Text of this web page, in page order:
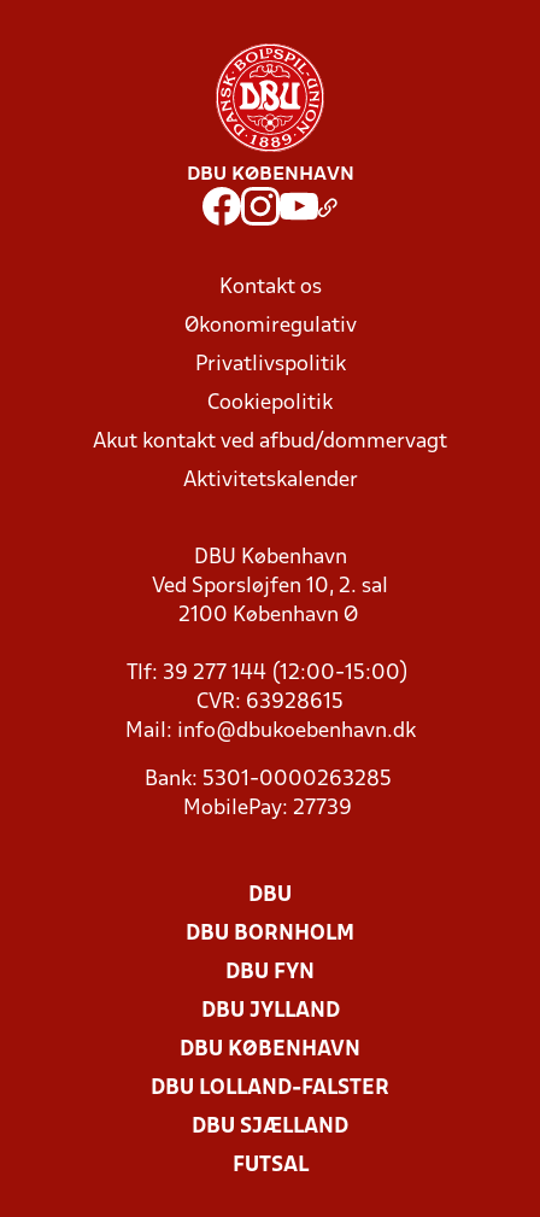
DBU KØBENHAVN
Kontakt os
Økonomiregulativ
Privatlivspolitik
Cookiepolitik
Akut kontakt ved afbud/dommervagt
Aktivitetskalender
DBU København
Ved Sporsløjfen 10, 2. sal
2100 København Ø
Tlf: 39 277 144 (12:00-15:00)
CVR: 63928615
Mail: info@dbukoebenhavn.dk
Bank: 5301-0000263285
MobilePay: 27739
DBU
DBU BORNHOLM
DBU FYN
DBU JYLLAND
DBU KØBENHAVN
DBU LOLLAND-FALSTER
DBU SJÆLLAND
FUTSAL